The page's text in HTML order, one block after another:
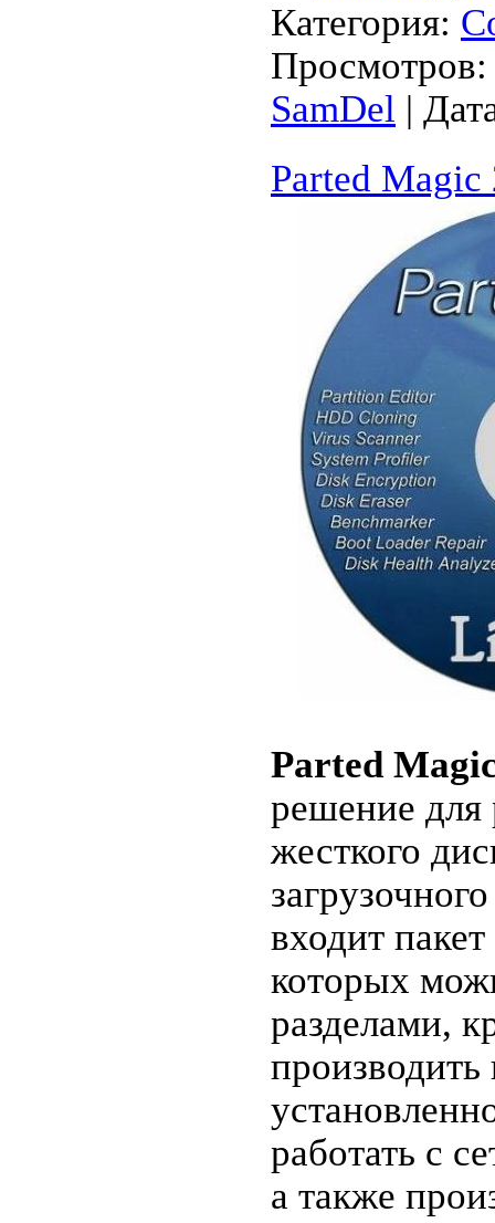
Категория:
SamDel |
Parted Magic
Parted
решение для
жесткого
входит
которых
разделами,
производить
работать с
а также